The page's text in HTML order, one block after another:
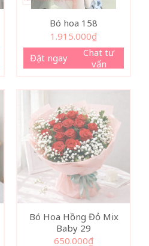
Bó hoa 158
1.915.000₫
Đặt ngay
Chat tư
vấn
Bó Hoa Hồng Đỏ Mix
Baby 29
650.000₫